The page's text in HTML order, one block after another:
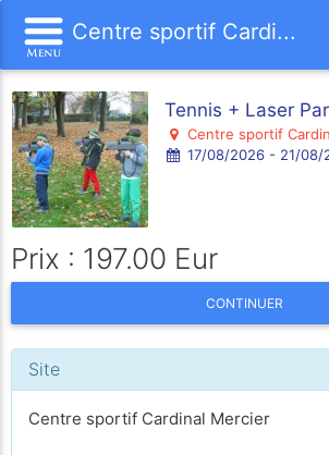
Centre sportif Cardi...
Tennis + Laser
Centre sportif
17/08/2026 - 21/08/
Prix : 197.00 Eur
CONTINUER
Site
Centre sportif Cardinal Mercier